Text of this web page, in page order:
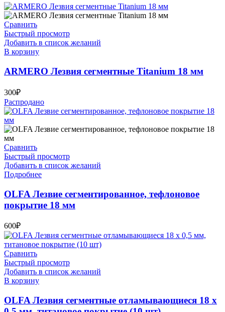
Сравнить
Быстрый просмотр
Добавить в список желаний
В корзину
ARMERO Лезвия сегментные Titanium 18 мм
300₽
Распродано
Сравнить
Быстрый просмотр
Добавить в список желаний
Подробнее
OLFA Лезвие сегментированное, тефлоновое
покрытие 18 мм
600₽
Сравнить
Быстрый просмотр
Добавить в список желаний
В корзину
OLFA Лезвия сегментные отламывающиеся 18 х